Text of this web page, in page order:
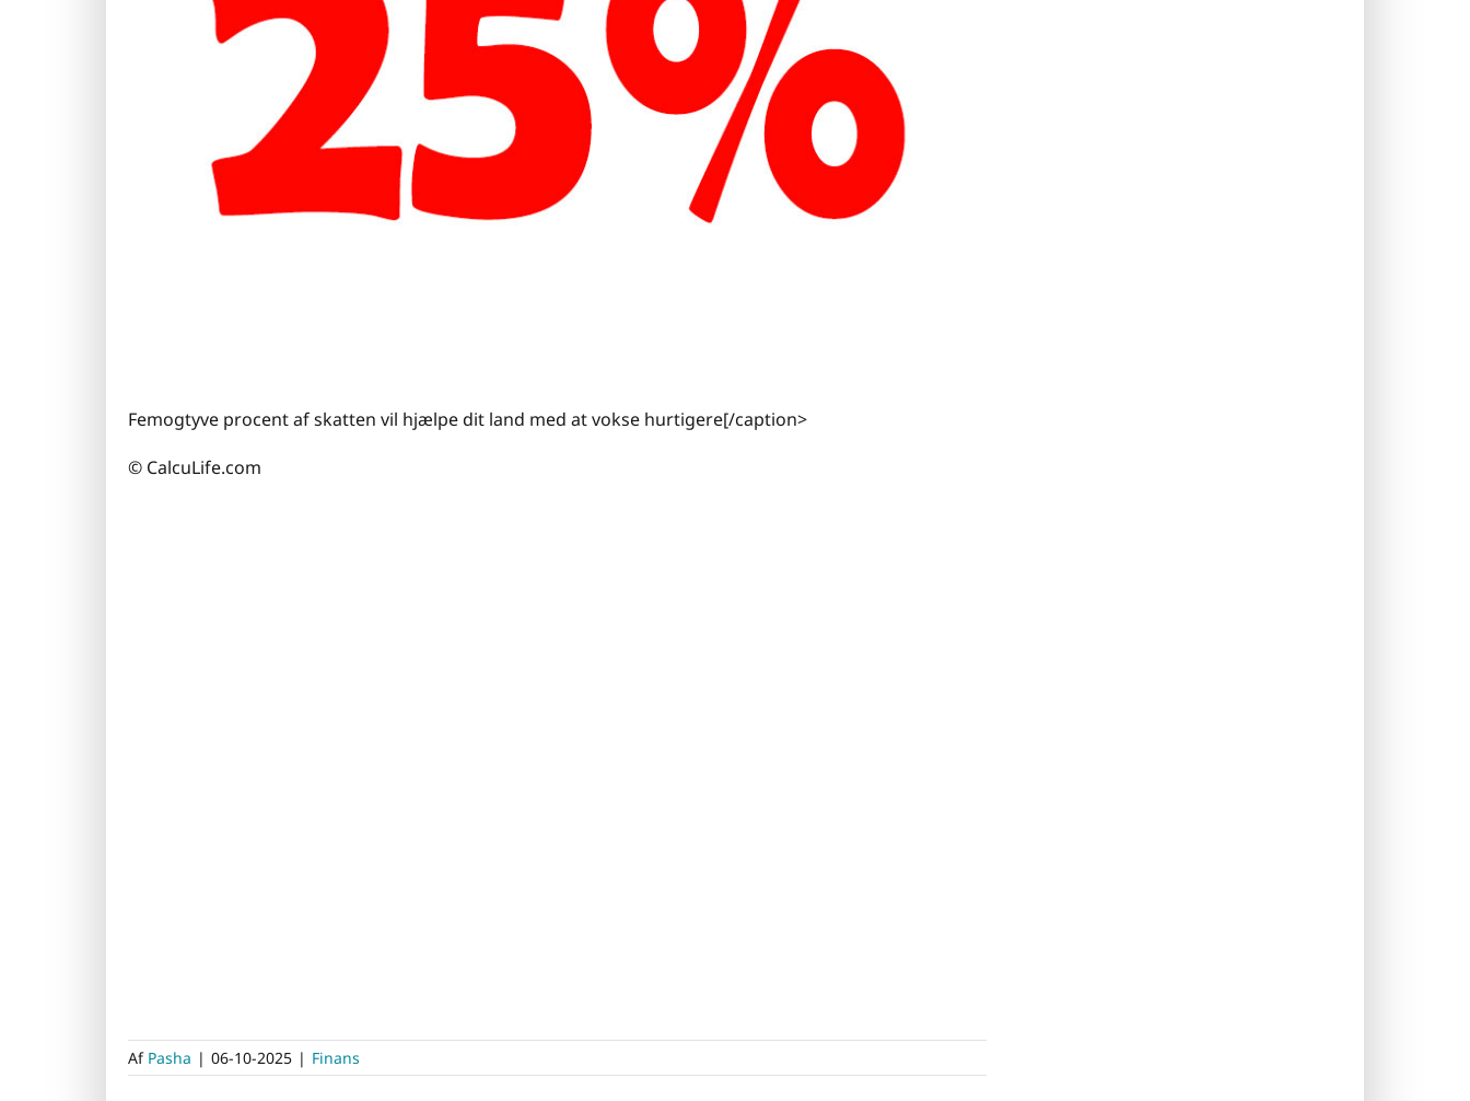
Femogtyve procent af skatten vil hjælpe dit land med at vokse hurtigere[/caption>
© CalcuLife.com
Af Pasha | 06-10-2025 | Finans